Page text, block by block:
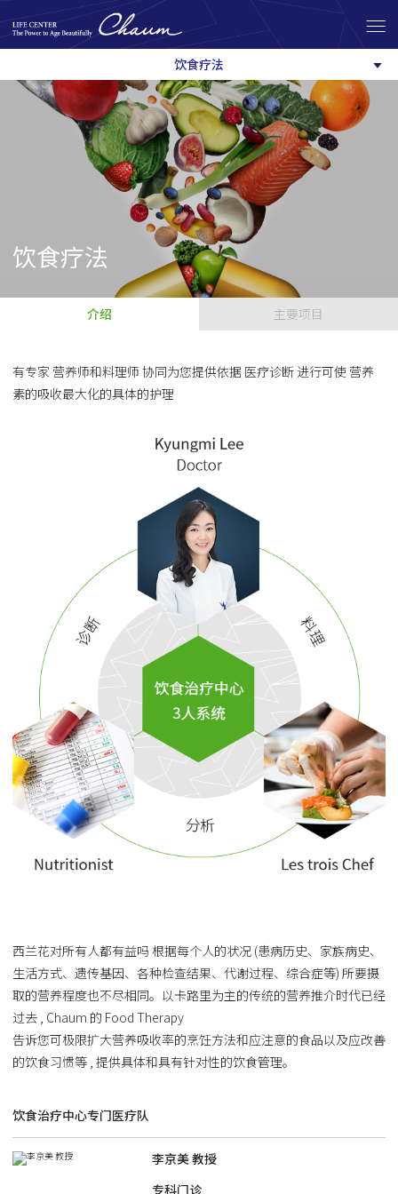
饮食疗法
饮食疗法
介绍
有专家 营养师和料理师 协同为您提供依据 医疗诊断 进行可使 营养
素的吸收最大化的具体的护理
西兰花对所有人都有益吗 根据每个人的状况 (患病历史、家族病史、
生活方式、遗传基因、各种检查结果、代谢过程、综合症等) 所要摄
取的营养程度也不尽相同。以卡路里为主的传统的营养推介时代已经
过去 , Chaum 的 Food Therapy
告诉您可极限扩大营养吸收率的烹饪方法和应注意的食品以及应改善
的饮食习惯等 , 提供具体和具有针对性的饮食管理。
饮食治疗中心专门医疗队
李京美 教授
专科门诊
主要项目